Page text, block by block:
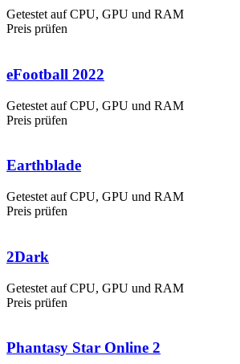
Getestet auf CPU, GPU und RAM
Preis prüfen
eFootball 2022
Getestet auf CPU, GPU und RAM
Preis prüfen
Earthblade
Getestet auf CPU, GPU und RAM
Preis prüfen
2Dark
Getestet auf CPU, GPU und RAM
Preis prüfen
Phantasy Star Online 2